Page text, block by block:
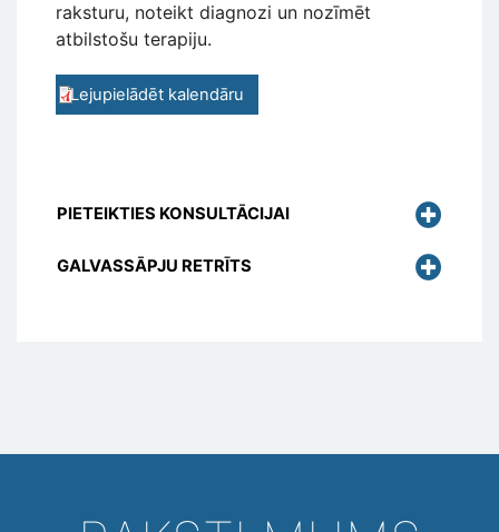
raksturu, noteikt diagnozi un nozīmēt
atbilstošu terapiju.
Lejupielādēt kalendāru
PIETEIKTIES KONSULTĀCIJAI
GALVASSĀPJU RETRĪTS